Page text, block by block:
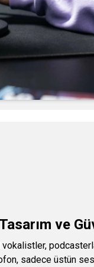
ve
sadece üstün